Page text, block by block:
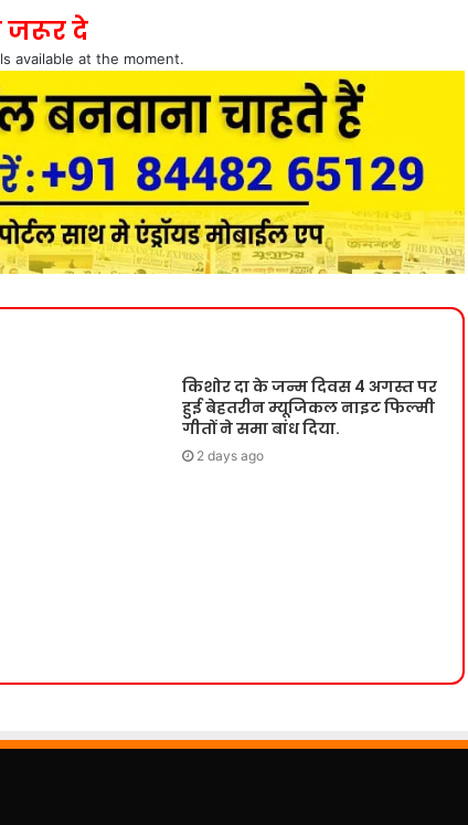
जरूर दे
available at the moment.
किशोर दा के जन्म दिवस 4 अगस्त पर
हुई बेहतरीन म्यूजिकल नाइट फिल्मी
गीतों ने समा बांध दिया.
2 days ago